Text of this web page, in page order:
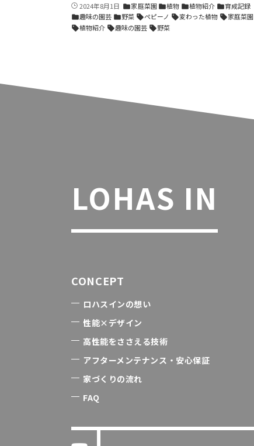
2024年8月1日 folder家庭菜園 folder植物 folder植物紹介 folder育成記録
folder趣味の園芸 folder野菜 sellペピーノ sell変わった植物 sell家庭菜園
sell植物紹介 sell趣味の園芸 sell野菜
LOHAS IN
CONCEPT
ロハスインの想い
性能×デザイン
高性能をささえる技術
アフターメンテナンス・安心保証
家づくりの流れ
FAQ